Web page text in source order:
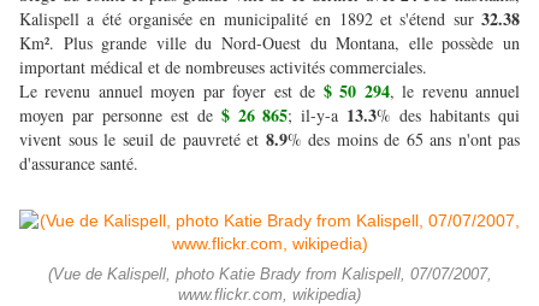
Kalispell a été organisée en municipalité en 1892 et s'étend sur 32.38
Km². Plus grande ville du Nord-Ouest du Montana, elle possède un
important médical et de nombreuses activités commerciales.
Le revenu annuel moyen par foyer est de $ 50 294, le revenu annuel
moyen par personne est de $ 26 865; il-y-a 13.3% des habitants qui
vivent sous le seuil de pauvreté et 8.9% des moins de 65 ans n'ont pas
d'assurance santé.
(Vue de Kalispell, photo Katie Brady from Kalispell, 07/07/2007,
www.flickr.com, wikipedia)